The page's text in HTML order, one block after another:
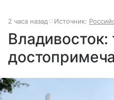
2 часа назад Источник:
Владивосток: